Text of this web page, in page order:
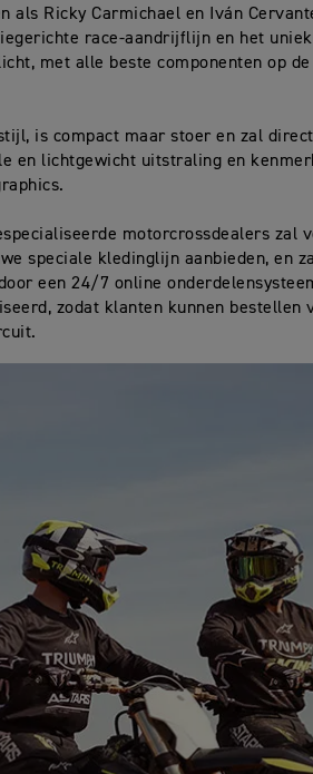
als Ricky Carmichael en Iván
race-aandrijflijn en het
met alle beste componenten op
is compact maar stoer en zal
en lichtgewicht uitstraling en
motorcrossdealers zal
speciale kledinglijn aanbieden, en
een 24/7 online
zodat klanten kunnen bestellen